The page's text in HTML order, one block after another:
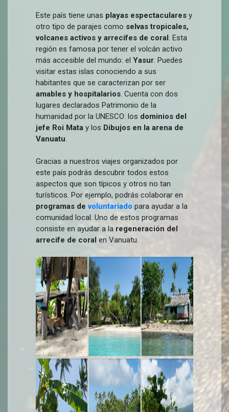
Este país tiene unas playas espectaculares y
otro tipo de parajes como selvas tropicales,
volcanes activos y arrecifes de coral. Esta
región es famosa por tener el volcán activo
más accesible del mundo: el Yasur. Puedes
visitar estas islas conociendo a sus
habitantes que se caracterizan por ser
amables y hospitalarios. Cuenta con dos
lugares declarados Patrimonio de la
humanidad por la UNESCO: los dominios del
jefe Roi Mata y los Dibujos en la arena de
Vanuatu.
Gracias a nuestros viajes organizados por
este país podrás descubrir todos estos
aspectos que son típicos y otros no tan
turísticos. Por ejemplo, podrás colaborar en
programas devoluntariado para ayudar a la
comunidad local. Uno de estos programas
consiste en ayudar a la regeneración del
arrecife de coral en Vanuatu.